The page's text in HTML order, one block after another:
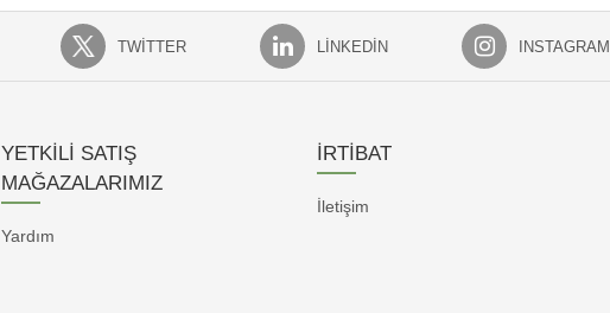
TWITTER LINKEDIN INSTAGRAM
YETKİLİ SATIŞ
MAĞAZALARIMIZ
Yardım
İRTİBAT
İletişim